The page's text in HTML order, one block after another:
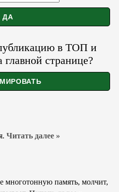
в ТОП и
главной странице?
Читать далее »
многотонную память, молчит,